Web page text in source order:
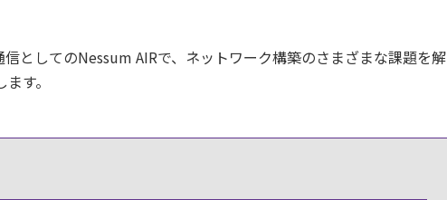
としてのNessum AIRで、ネットワーク構築のさまざまな課題を解
す。